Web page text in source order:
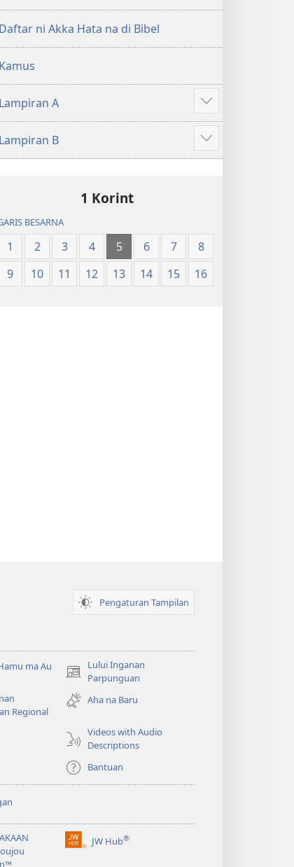
Daftar ni Akka Hata na di Bibel
Kamus
Lampiran A
Patudu
na
umgodang
Lampiran B
Patudu
na
1 Korint
BESARNA
1 2 3 4 5 6 7
8
9
10 11 12 13 14 15 16
Pengaturan Tampilan
ma Au
Lului Inganan
Parpunguan
(opens
new
window)
Regional
Aha na Baru
Videos with Audio
Descriptions
Bantuan
JW Hub®
(opens